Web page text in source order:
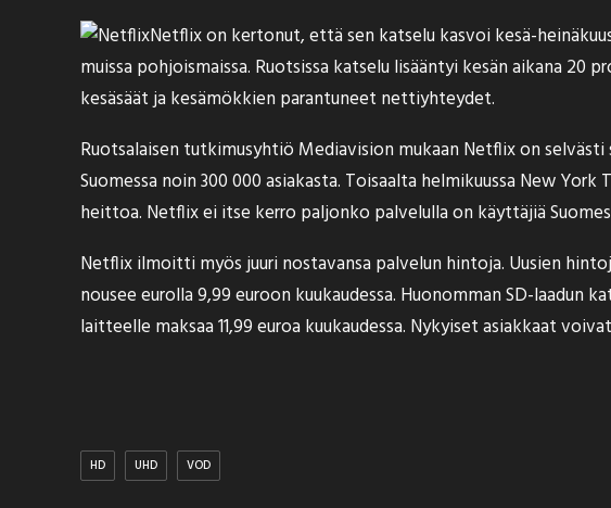
Netflix on kertonut, että sen katselu kasvoi kesä-
muissa pohjoismaissa. Ruotsissa katselu lisääntyi kesän aikana 20
kesäsäät ja kesämökkien parantuneet nettiyhteydet.
Ruotsalaisen tutkimusyhtiö Mediavision mukaan Netflix on selvästi
Suomessa noin 300 000 asiakasta. Toisaalta helmikuussa New York
heittoa. Netflix ei itse kerro paljonko palvelulla on käyttäjiä
Netflix ilmoitti myös juuri nostavansa palvelun hintoja. Uusien
nousee eurolla 9,99 euroon kuukaudessa. Huonomman SD-laadun
laitteelle maksaa 11,99 euroa kuukaudessa. Nykyiset asiakkaat
HD UHD VOD